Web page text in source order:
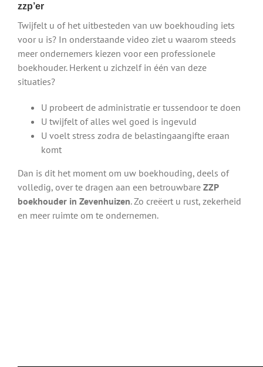
zzp’er
Twijfelt u of het uitbesteden van uw boekhouding iets
voor u is? In onderstaande video ziet u waarom steeds
meer ondernemers kiezen voor een professionele
boekhouder. Herkent u zichzelf in één van deze
situaties?
U probeert de administratie er tussendoor te doen
U twijfelt of alles wel goed is ingevuld
U voelt stress zodra de belastingaangifte eraan
komt
Dan is dit het moment om uw boekhouding, deels of
volledig, over te dragen aan een betrouwbare ZZP
boekhouder in Zevenhuizen. Zo creëert u rust, zekerheid
en meer ruimte om te ondernemen.